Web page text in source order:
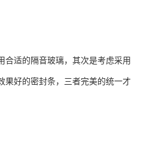
合适的隔音玻璃，其次是考虑采用
果好的密封条，三者完美的统一才